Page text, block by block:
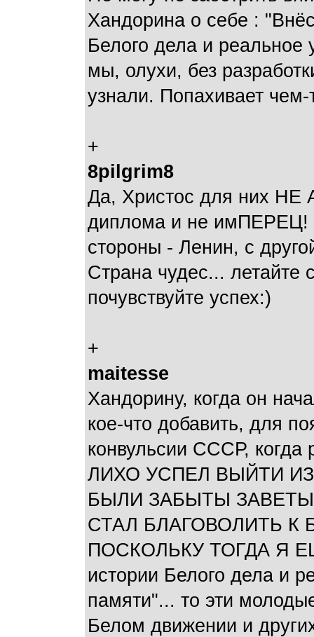
Хандорина о себе :
Белого дела и реальное
мы, олухи, без
узнали. Попахивает
+
8pilgrim8
Да, Христос для них
диплома и не имПЕРЕЦ!
стороны - Ленин, с
Страна чудес...
почувствуйте успех:)
+
maitesse
Хандорину, когда он
кое-что добавить, для
конвульсии СССР,
ЛИХО УСПЕЛ ВЫЙТИ
БЫЛИ ЗАБЫТЫ
СТАЛ БЛАГОВОЛИТЬ К
ПОСКОЛЬКУ ТОГДА Я
истории Белого дела и
памяти"... то эти
Белом движении и